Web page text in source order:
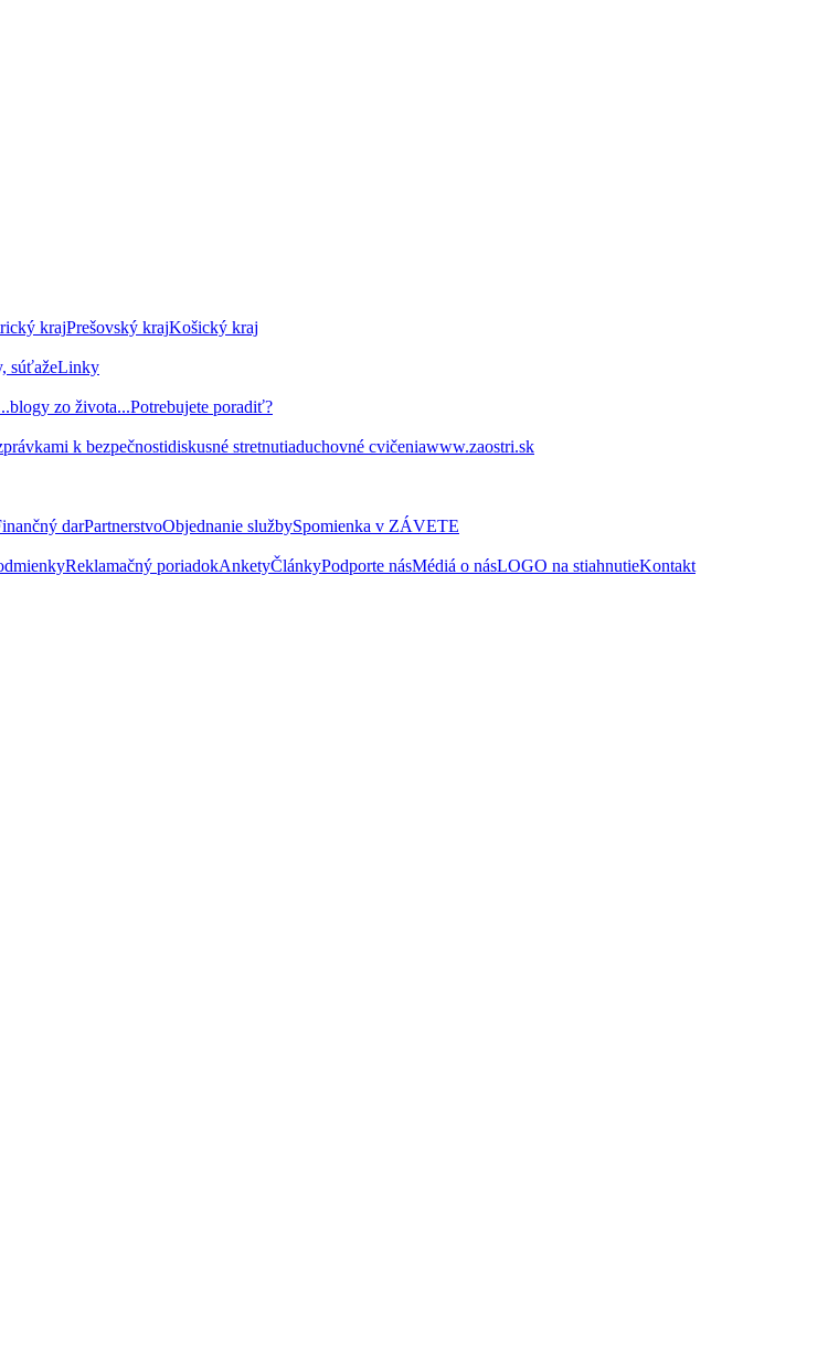
krajPrešovský krajKošický kraj
súťažeLinky
blogy zo života...Potrebujete poradiť?
k bezpečnostidiskusné stretnutiaduchovné cvičeniawww.zaostri.sk
darPartnerstvoObjednanie službySpomienka v ZÁVETE
Reklamačný poriadokAnketyČlánkyPodporte násMédiá o násLOGO na stiahnutieKontakt